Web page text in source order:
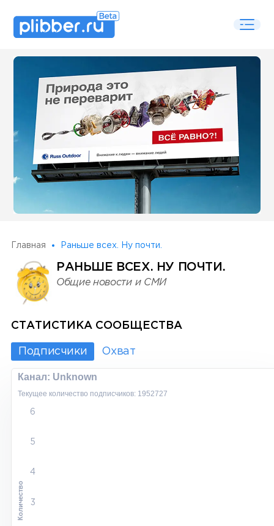
Some SEO Title
Главная Раньше всех. Ну почти.
РАНЬШЕ ВСЕХ. НУ ПОЧТИ.
Общие новости и СМИ
СТАТИСТИКА СООБЩЕСТВА
Подписчики Охват
Канал: Unknown
Текущее количество подписчиков: 1952727
6
5
4
3
Количество